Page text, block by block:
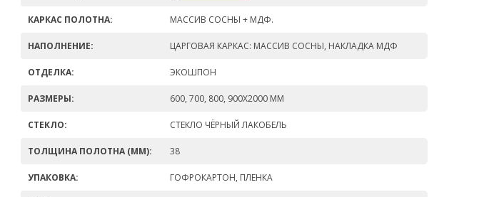
КАРКАС ПОЛОТНА: МАССИВ СОСНЫ + МДФ.
НАПОЛНЕНИЕ: ЦАРГОВАЯ КАРКАС: МАССИВ СОСНЫ, НАКЛАДКА МДФ
ОТДЕЛКА: ЭКОШПОН
РАЗМЕРЫ: 600, 700, 800, 900Х2000 ММ
СТЕКЛО: СТЕКЛО ЧЁРНЫЙ ЛАКОБЕЛЬ
ТОЛЩИНА ПОЛОТНА (ММ): 38
УПАКОВКА: ГОФРОКАРТОН, ПЛЕНКА